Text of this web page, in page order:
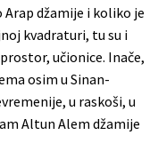
džamije i koliko je
kvadraturi, tu su i
učionice. Inače,
osim u Sinan-
u raskoši, u
Altun Alem džamije